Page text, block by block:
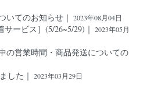
いてのお知らせ｜ 2023年08月04日
ービス］(5/26~5/29)｜ 2023年05月
の営業時間・商品発送についての
した｜ 2023年03月29日